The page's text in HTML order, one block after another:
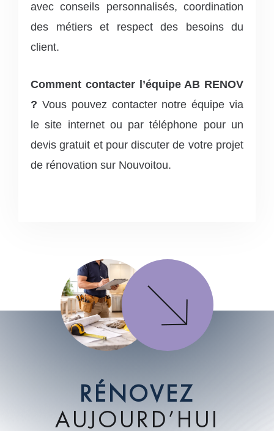
avec conseils personnalisés, coordination
des métiers et respect des besoins du
client.
Comment contacter l’équipe AB RENOV
? Vous pouvez contacter notre équipe via
le site internet ou par téléphone pour un
devis gratuit et pour discuter de votre projet
de rénovation sur Nouvoitou.
RÉNOVEZ
AUJOU RD’ H U I